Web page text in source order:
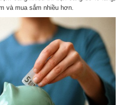
và mua sắm nhiều hơn.